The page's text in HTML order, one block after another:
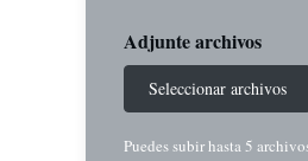
Adjunte archivos
Seleccionar archivos
Puedes subir hasta 5